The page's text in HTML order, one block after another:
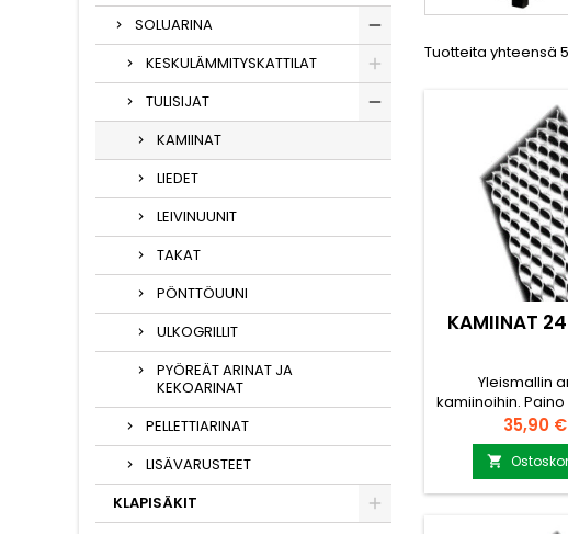
SOLUARINA
KESKULÄMMITYSKATTILAT
TULISIJAT
KAMIINAT
LIEDET
LEIVINUUNIT
TAKAT
PÖNTTÖUUNI
ULKOGRILLIT
PYÖREÄT ARINAT JA
KEKOARINAT
PELLETTIARINAT
LISÄVARUSTEET
KLAPISÄKIT
Tuotteita yhteensä
KAMIINAT
Yleismallin
kamiinoihin. Paino
Kestävä rakenne
Hinta
35,90 €
